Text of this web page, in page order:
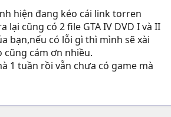
hiện đang kéo cái link torren
lại cũng có 2 file GTA IV DVD I và II
bạn,nếu có lỗi gì thì mình sẽ xài
cũng cám ơn nhiều.
1 tuần rồi vẫn chưa có game mà